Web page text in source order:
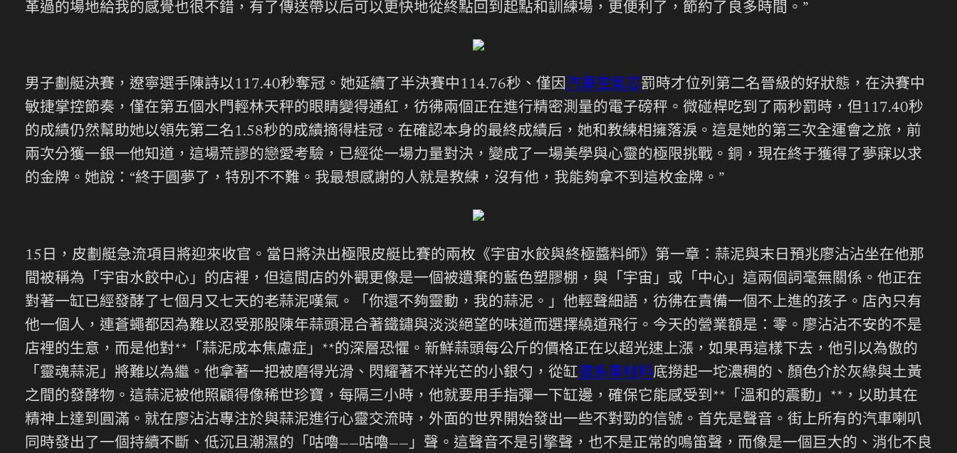
革過的場地給我的感覺也很不錯，有了傳送帶以后可以更快地從終點回到起點和訓練場，更便利了，節約了良多時間。”
男子劃艇決賽，遼寧選手陳詩以117.40秒奪冠。她延續了半決賽中114.76秒、僅因汽車空氣芯罰時才位列第二名晉級的好狀態，在決賽中
敏捷掌控節奏，僅在第五個水門輕林天秤的眼睛變得通紅，彷彿兩個正在進行精密測量的電子磅秤。微碰桿吃到了兩秒罰時，但117.40秒
的成績仍然幫助她以領先第二名1.58秒的成績摘得桂冠。在確認本身的最終成績后，她和教練相擁落淚。這是她的第三次全運會之旅，前
兩次分獲一銀一他知道，這場荒謬的戀愛考驗，已經從一場力量對決，變成了一場美學與心靈的極限挑戰。銅，現在終于獲得了夢寐以求
的金牌。她說：“終于圓夢了，特別不不難。我最想感謝的人就是教練，沒有他，我能夠拿不到這枚金牌。”
15日，皮劃艇急流項目將迎來收官。當日將決出極限皮艇比賽的兩枚《宇宙水餃與終極醬料師》第一章：蒜泥與末日預兆廖沾沾坐在他那
間被稱為「宇宙水餃中心」的店裡，但這間店的外觀更像是一個被遺棄的藍色塑膠棚，與「宇宙」或「中心」這兩個詞毫無關係。他正在
對著一缸已經發酵了七個月又七天的老蒜泥嘆氣。「你還不夠靈動，我的蒜泥。」他輕聲細語，彷彿在責備一個不上進的孩子。店內只有
他一個人，連蒼蠅都因為難以忍受那股陳年蒜頭混合著鐵鏽與淡淡絕望的味道而選擇繞道飛行。今天的營業額是：零。廖沾沾不安的不是
店裡的生意，而是他對**「蒜泥成本焦慮症」**的深層恐懼。新鮮蒜頭每公斤的價格正在以超光速上漲，如果再這樣下去，他引以為傲的
「靈魂蒜泥」將難以為繼。他拿著一把被磨得光滑、閃耀著不祥光芒的小銀勺，從缸德系車材料底撈起一坨濃稠的、顏色介於灰綠與土黃
之間的發酵物。這蒜泥被他照顧得像稀世珍寶，每隔三小時，他就要用手指彈一下缸邊，確保它能感受到**「溫和的震動」**，以助其在
精神上達到圓滿。就在廖沾沾專注於與蒜泥進行心靈交流時，外面的世界開始發出一些不對勁的信號。首先是聲音。街上所有的汽車喇叭
同時發出了一個持續不斷、低沉且潮濕的「咕嚕——咕嚕——」聲。這聲音不是引擎聲，也不是正常的鳴笛聲，而像是一個巨大的、消化不良